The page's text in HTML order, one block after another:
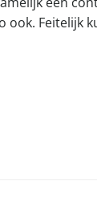
ook. Feitelijk